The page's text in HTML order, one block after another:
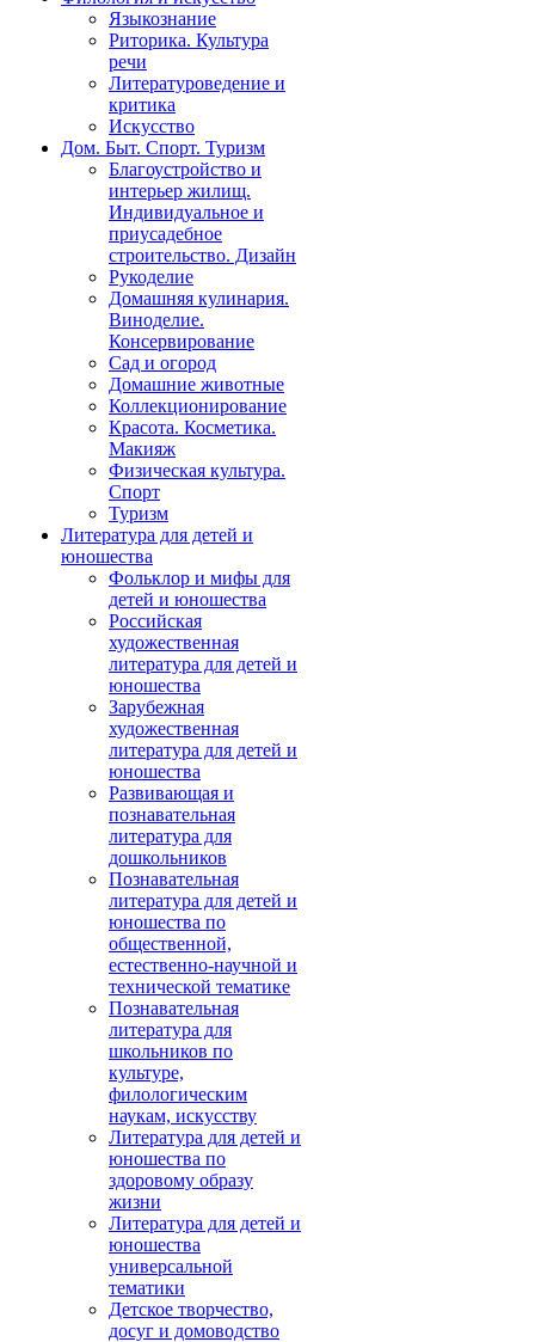
Языкознание
Риторика. Культура
речи
Литературоведение и
критика
Искусство
Дом. Быт. Спорт. Туризм
Благоустройство и
интерьер жилищ.
Индивидуальное и
приусадебное
строительство. Дизайн
Рукоделие
Домашняя кулинария.
Виноделие.
Консервирование
Сад и огород
Домашние животные
Коллекционирование
Красота. Косметика.
Макияж
Физическая культура.
Спорт
Туризм
Литература для детей и
юношества
Фольклор и мифы для
детей и юношества
Российская
художественная
литература для детей и
юношества
Зарубежная
художественная
литература для детей и
юношества
Развивающая и
познавательная
литература для
дошкольников
Познавательная
литература для детей и
юношества по
общественной,
естественно-научной и
технической тематике
Познавательная
литература для
школьников по
культуре,
филологическим
наукам, искусству
Литература для детей и
юношества по
здоровому образу
жизни
Литература для детей и
юношества
универсальной
тематики
Детское творчество,
досуг и домоводство